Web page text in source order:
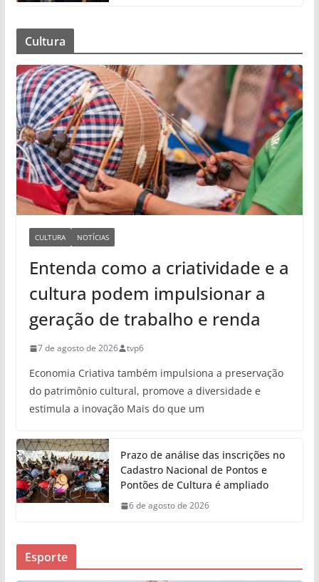
Cultura
CULTURA NOTÍCIAS
Entenda como a criatividade e a
cultura podem impulsionar a
geração de trabalho e renda
7 de agosto de 2026 tvp6
Economia Criativa também impulsiona a preservação
do patrimônio cultural, promove a diversidade e
estimula a inovação Mais do que um
Prazo de análise das inscrições no
Cadastro Nacional de Pontos e
Pontões de Cultura é ampliado
6 de agosto de 2026
Esporte